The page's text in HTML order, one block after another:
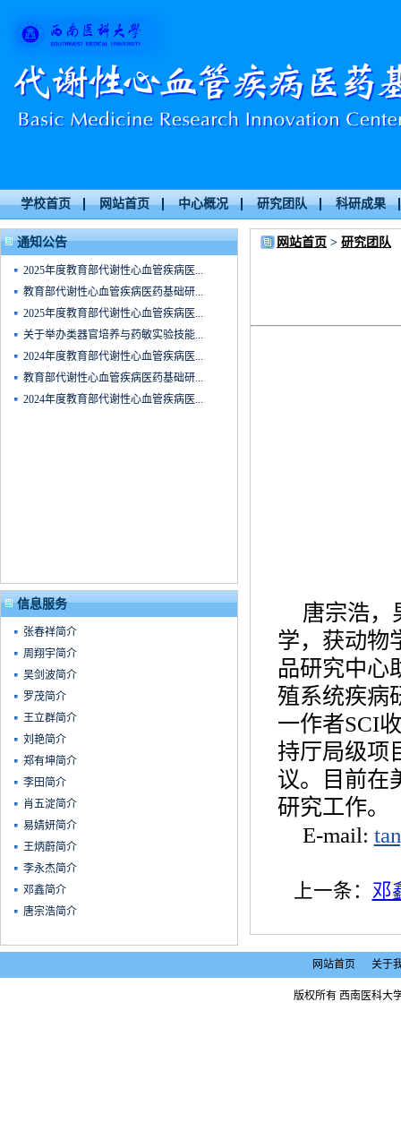
学校首页 网站首页 中心概况 研究团队 科研成果
通知公告
2025年度教育部代谢性心血管疾病医...
教育部代谢性心血管疾病医药基础研...
2025年度教育部代谢性心血管疾病医...
关于举办类器官培养与药敏实验技能...
2024年度教育部代谢性心血管疾病医...
教育部代谢性心血管疾病医药基础研...
2024年度教育部代谢性心血管疾病医...
信息服务
张春祥简介
周翔宇简介
吴剑波简介
罗茂简介
王立群简介
刘艳简介
郑有坤简介
李田简介
肖五淀简介
​易婧妍简介
王炳蔚简介
李永杰简介
邓鑫简介
唐宗浩简介
网站首页 > 研究团队
唐宗浩，
学，获动物
品研究中心
殖系统疾病
一作者SCI
持厅局级项
议。目前在
研究工作。
E-mail:
上一条： 邓
网站首页 关于
版权所有 西南医科大